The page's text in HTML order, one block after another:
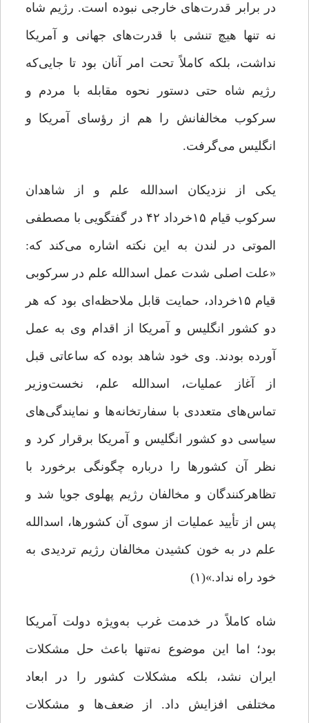
در برابر قدرت‌های خارجی نبوده است. رژیم شاه
نه تنها هیچ تنشی با قدرت‌های جهانی و آمریکا
نداشت، بلکه کاملاً تحت امر آنان بود تا جایی‌که
رژیم شاه حتی دستور نحوه مقابله با مردم و
سرکوب مخالفانش را هم از رؤسای آمریکا و
انگلیس می‌گرفت.
یکی از نزدیکان اسدالله علم و از شاهدان
سرکوب قیام ۱۵خرداد ۴۲ در گفتگویی با مصطفی
الموتی در لندن به این نکته اشاره می‌کند که:
«علت اصلی شدت‌ عمل اسدالله علم در سرکوبی
قیام ۱۵خرداد، حمایت قابل ‌ملاحظه‌ای بود که هر
دو کشور انگلیس و آمریکا از اقدام وی به ‌عمل
آورده بودند. وی خود شاهد بوده که ساعاتی قبل
از آغاز عملیات، اسدالله علم، نخست‌وزیر
تماس‌های متعددی با سفارتخانه‌ها و نمایندگی‌های
سیاسی دو کشور انگلیس و آمریکا برقرار کرد و
نظر آن کشورها را درباره چگونگی برخورد با
تظاهرکنندگان و مخالفان رژیم پهلوی جویا شد و
پس از تأیید عملیات از سوی آن کشورها، اسدالله
علم در به خون کشیدن مخالفان رژیم تردیدی به
خود راه نداد.»(۱)
شاه کاملاً در خدمت غرب به‌ویژه دولت آمریکا
بود؛ اما این موضوع نه‌تنها باعث حل مشکلات
ایران نشد، بلکه مشکلات کشور را در ابعاد
مختلفی افزایش داد. از ضعف‌ها و مشکلات